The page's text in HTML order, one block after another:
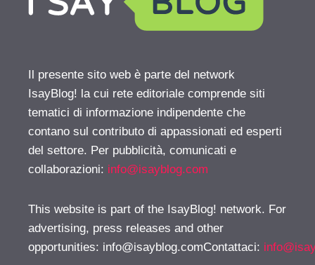
Il presente sito web è parte del network
IsayBlog! la cui rete editoriale comprende siti
tematici di informazione indipendente che
contano sul contributo di appassionati ed esperti
del settore. Per pubblicità, comunicati e
collaborazioni: info@isayblog.com
This website is part of the IsayBlog! network. For
advertising, press releases and other
opportunities: info@isayblog.comContattaci: